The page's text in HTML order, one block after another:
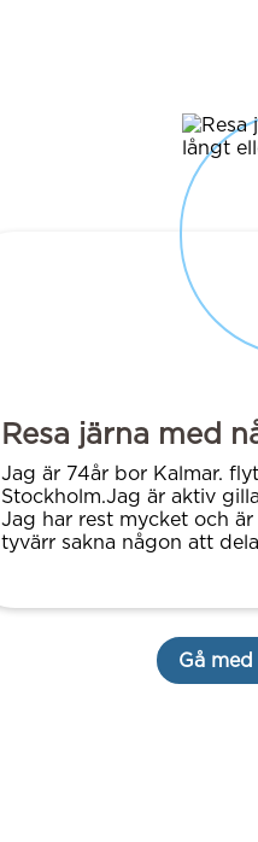
Resa järna med
Jag är 74år bor Kalmar.
Stockholm.Jag är aktiv
Jag har rest mycket och
tyvärr sakna någon att
Gå